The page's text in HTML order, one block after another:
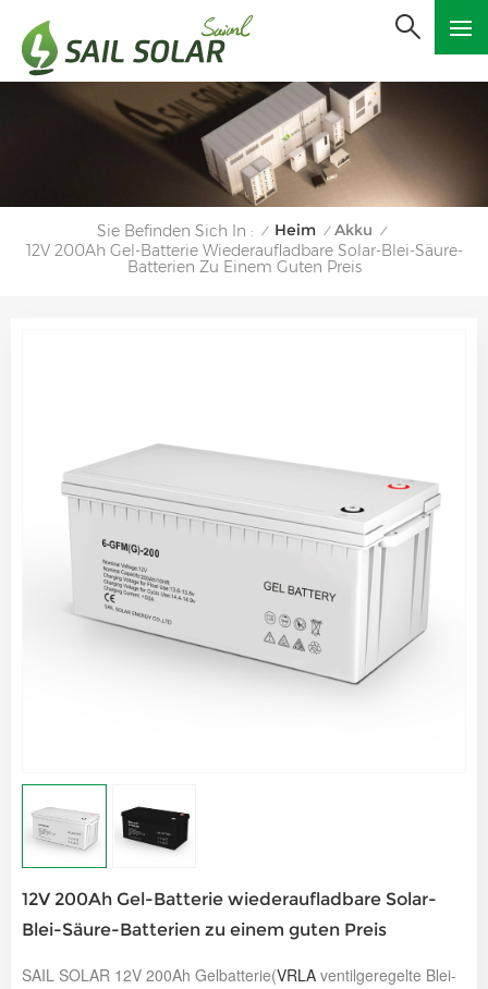
Sie Befinden Sich In : / Heim / Akku /
12V 200Ah Gel-Batterie Wiederaufladbare Solar-Blei-Säure-
Batterien Zu Einem Guten Preis
12V 200Ah Gel-Batterie wiederaufladbare Solar-
Blei-Säure-Batterien zu einem guten Preis
SAIL SOLAR 12V 200Ah Gelbatterie(VRLA ventilgeregelte Blei-